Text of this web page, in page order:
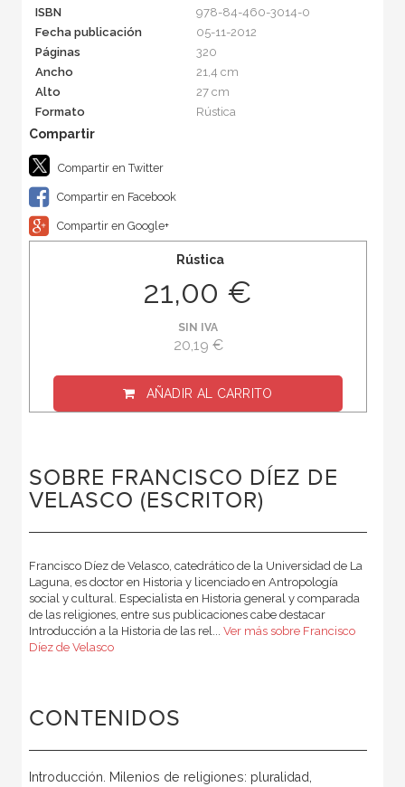
ISBN
978-84-460-3014-0
Fecha publicación
05-11-2012
Páginas
320
Ancho
21,4 cm
Alto
27 cm
Formato
Rústica
Compartir en Twitter
Compartir en Facebook
Compartir en Google+
Rústica
21,00 €
SIN IVA
20,19 €
AÑADIR AL CARRITO
SOBRE FRANCISCO DÍEZ DE
VELASCO (ESCRITOR)
Francisco Díez de Velasco, catedrático de la Universidad de La
Laguna, es doctor en Historia y licenciado en Antropología
social y cultural. Especialista en Historia general y comparada
de las religiones, entre sus publicaciones cabe destacar
Introducción a la Historia de las rel... Ver más sobre Francisco
Díez de Velasco
CONTENIDOS
Introducción. Milenios de religiones: pluralidad,